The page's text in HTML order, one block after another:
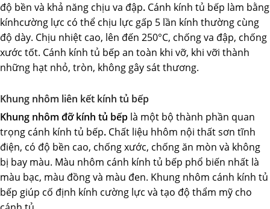
độ bền và khả năng chịu va đập. Cánh kính tủ bếp làm bằng
kínhcường lực có thể chịu lực gấp 5 lần kính thường cùng
độ dày. Chịu nhiệt cao, lên đến 250°C, chống va đập, chống
xước tốt. Cánh kính tủ bếp an toàn khi vỡ, khi vỡi thành
những hạt nhỏ, tròn, không gây sát thương.
Khung nhôm liên kết kính tủ bếp
Khung nhôm đỡ kính tủ bếp là một bộ thành phần quan
trọng cánh kính tủ bếp. Chất liệu hhôm nội thất sơn tĩnh
điện, có độ bền cao, chống xước, chống ăn mòn và không
bị bay màu. Màu nhôm cánh kính tủ bếp phổ biến nhất là
màu bạc, màu đồng và màu đen. Khung nhôm cánh kính tủ
bếp giúp cố định kính cường lực và tạo độ thẩm mỹ cho